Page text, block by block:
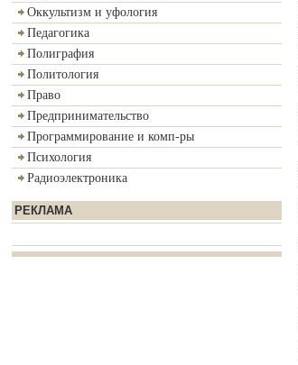
Оккультизм и уфология
Педагогика
Полиграфия
Политология
Право
Предпринимательство
Программирование и комп-ры
Психология
Радиоэлектроника
РЕКЛАМА